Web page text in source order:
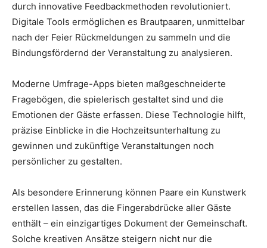
durch innovative Feedbackmethoden revolutioniert.
Digitale Tools ermöglichen es Brautpaaren, unmittelbar
nach der Feier Rückmeldungen zu sammeln und die
Bindungsfördernd der Veranstaltung zu analysieren.
Moderne Umfrage-Apps bieten maßgeschneiderte
Fragebögen, die spielerisch gestaltet sind und die
Emotionen der Gäste erfassen. Diese Technologie hilft,
präzise Einblicke in die Hochzeitsunterhaltung zu
gewinnen und zukünftige Veranstaltungen noch
persönlicher zu gestalten.
Als besondere Erinnerung können Paare ein Kunstwerk
erstellen lassen, das die Fingerabdrücke aller Gäste
enthält – ein einzigartiges Dokument der Gemeinschaft.
Solche kreativen Ansätze steigern nicht nur die